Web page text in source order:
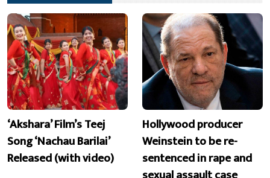
‘Akshara’ Film’s Teej
Song ‘Nachau Barilai’
Released (with video)
Hollywood producer
Weinstein to be re-
sentenced in rape and